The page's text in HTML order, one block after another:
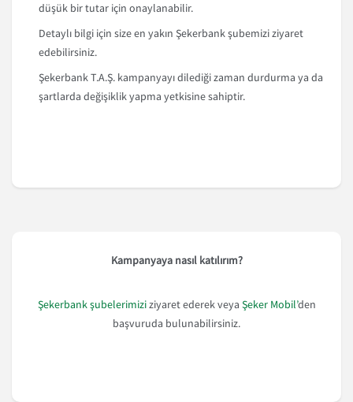
düşük bir tutar için onaylanabilir.
Detaylı bilgi için size en yakın Şekerbank şubemizi ziyaret
edebilirsiniz.
Şekerbank T.A.Ş. kampanyayı dilediği zaman durdurma ya da
şartlarda değişiklik yapma yetkisine sahiptir.
Kampanyaya nasıl katılırım?
Şekerbank şubelerimiziziyaret ederek veya Şeker Mobil’den
başvuruda bulunabilirsiniz.